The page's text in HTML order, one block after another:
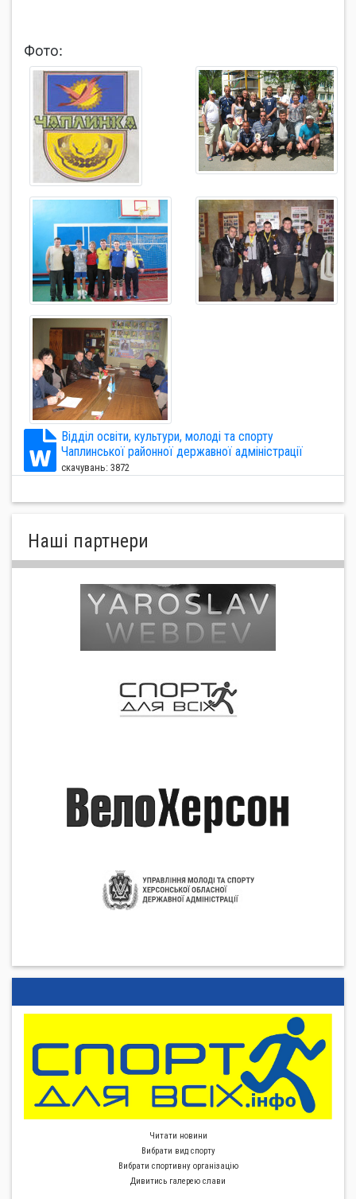
Фото:
Відділ освіти, культури, молоді та спорту
Чаплинської районної державної адміністрації
скачувань: 3872
Нашi партнери
Читати новини
Вибрати вид спорту
Вибрати спортивну органiзацiю
Дивитись галерею слави